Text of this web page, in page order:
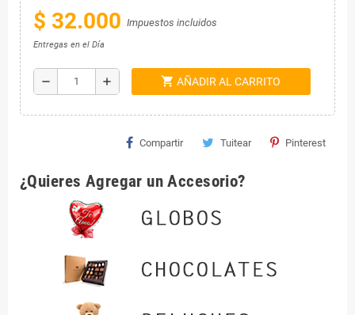
$ 32.000 Impuestos incluidos
Entregas en el Día
remove add shopping_cart AÑADIR AL CARRITO
Compartir Tuitear Pinterest
¿Quieres Agregar un Accesorio?